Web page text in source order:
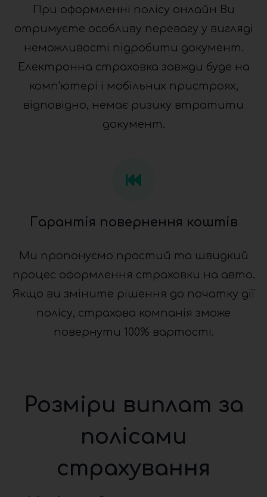
При оформленні полісу онлайн Ви
отримуєте особливу перевагу у вигляді
неможливості підробити документ.
Електронна страховка завжди буде на
комп'ютері і мобільних пристроях,
відповідно, немає ризику втратити
документ.
Гарантія повернення коштів
Ми пропонуємо простий та швидкий
процес оформлення страховки на авто.
Якщо ви зміните рішення до початку дії
полісу, страхова компанія зможе
повернути 100% вартості.
Розміри виплат за
полісами
страхування